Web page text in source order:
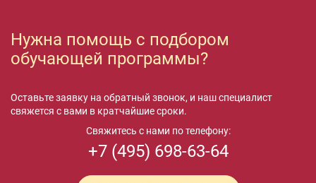
Нужна помощь с подбором
обучающей программы?
Оставьте заявку на обратный звонок, и наш специалист
свяжется с вами в кратчайшие сроки.
Свяжитесь с нами по телефону:
+7 (495) 698-63-64